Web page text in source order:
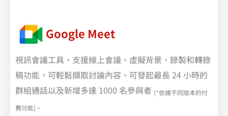
Google Meet
視訊會議工具，支援線上會議、虛擬背景、錄製和轉錄
稿功能，可輕鬆擷取討論內容、可發起最長 24 小時的
群組通話以及新增多達 1000 名參與者 (*依據不同版本的付
費功能)。